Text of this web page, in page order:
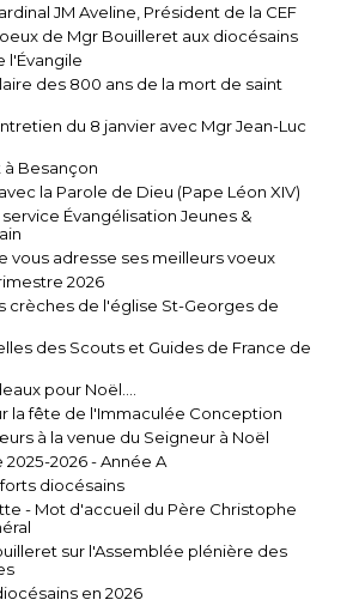
JM Aveline, Président de la CEF
de Mgr Bouilleret aux diocésains
l'Évangile
des 800 ans de la mort de saint
du 8 janvier avec Mgr Jean-Luc
à Besançon
la Parole de Dieu (Pape Léon XIV)
Évangélisation Jeunes &
vous adresse ses meilleurs voeux
2026
crèches de l'église St-Georges de
des Scouts et Guides de France de
pour Noël....
la fête de l'Immaculée Conception
à la venue du Seigneur à Noël
2026 - Année A
diocésains
- Mot d'accueil du Père Christophe
sur l'Assemblée plénière des
en 2026